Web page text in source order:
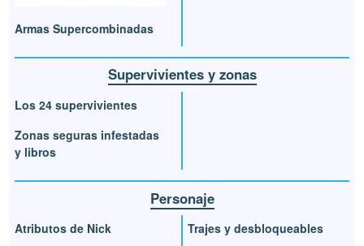
Armas Supercombinadas
Supervivientes y zonas
Los 24 supervivientes
Zonas seguras infestadas
y libros
Personaje
Atributos de Nick
Trajes y desbloqueables